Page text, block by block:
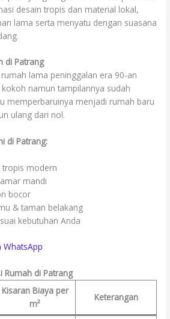
desain tropis dan material lokal,
lama serta menyatu dengan suasana
di Patrang
lama peninggalan era 90-an
namun tampilannya sudah
memperbaruinya menjadi rumah baru
ulang dari nol.
di Patrang:
tropis modern
mandi
bocor
& taman belakang
kebutuhan Anda
WhatsApp
Rumah di Patrang
Kisaran Biaya per
m²
Keterangan